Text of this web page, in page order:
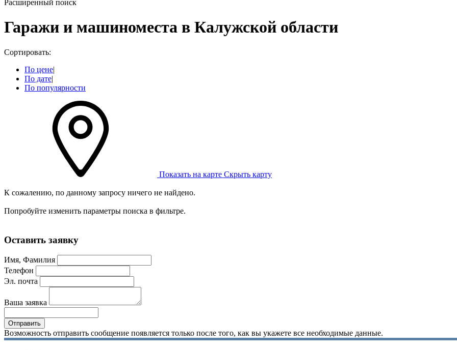
Расширенный поиск
Гаражи и машиноместа в Калужской области
Сортировать:
По цене|
По дате|
По популярности
Показать на карте Скрыть карту
К сожалению, по данному запросу ничего не найдено.
Попробуйте изменить параметры поиска в фильтре.
Оставить заявку
Имя, Фамилия
Телефон
Эл. почта
Ваша заявка
Возможность отправить сообщение появляется только после того, как вы укажете все необходимые данные.